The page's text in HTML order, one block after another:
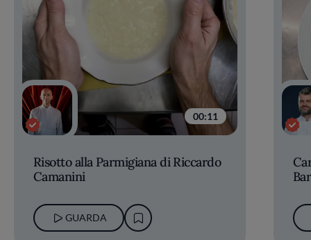
00:11
Risotto alla Parmigiana di Riccardo
Camanini
GUARDA